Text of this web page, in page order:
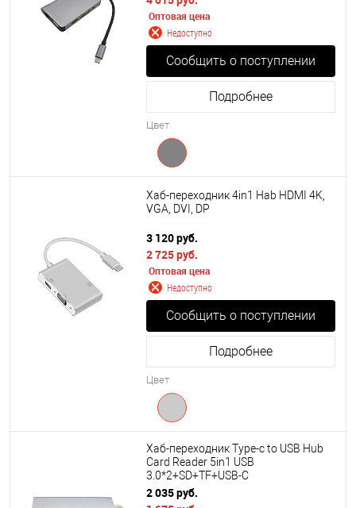
Оптовая цена
Недоступно
Сообщить о поступлении
Подробнее
Цвет
Хаб-переходник 4in1 Hab HDMI 4K,
VGA, DVI, DP
3 120 руб.
2 725 руб.
Оптовая цена
Недоступно
Сообщить о поступлении
Подробнее
Цвет
Хаб-переходник Type-c to USB Hub
Card Reader 5in1 USB
3.0*2+SD+TF+USB-C
2 035 руб.